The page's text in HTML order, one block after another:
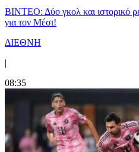
ΒΙΝΤΕΟ: Δύο γκολ και ιστορικό
για τον Μέσι!
ΔΙΕΘΝΗ
|
08:35